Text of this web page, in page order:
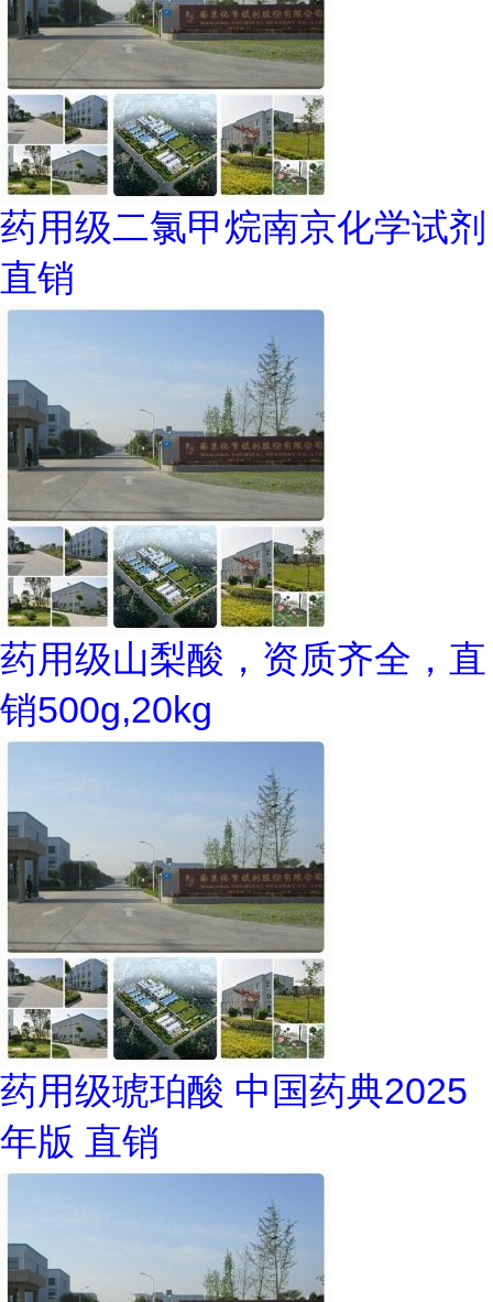
药用级二氯甲烷南京化学试剂
直销
药用级山梨酸，资质齐全，直
销500g,20kg
药用级琥珀酸 中国药典2025
年版 直销